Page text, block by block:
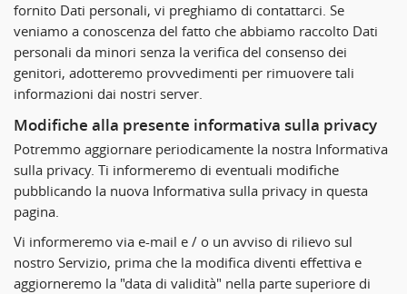
fornito Dati personali, vi preghiamo di contattarci. Se
veniamo a conoscenza del fatto che abbiamo raccolto Dati
personali da minori senza la verifica del consenso dei
genitori, adotteremo provvedimenti per rimuovere tali
informazioni dai nostri server.
Modifiche alla presente informativa sulla privacy
Potremmo aggiornare periodicamente la nostra Informativa
sulla privacy. Ti informeremo di eventuali modifiche
pubblicando la nuova Informativa sulla privacy in questa
pagina.
Vi informeremo via e-mail e / o un avviso di rilievo sul
nostro Servizio, prima che la modifica diventi effettiva e
aggiorneremo la "data di validità" nella parte superiore di